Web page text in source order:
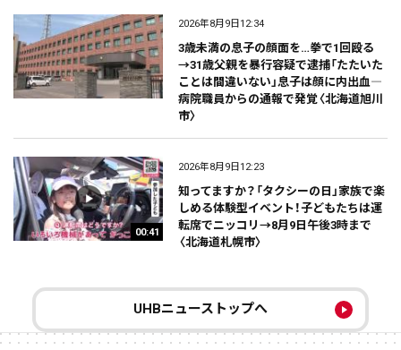
2026年8月9日12:34
3歳未満の息子の顔面を…拳で1回殴る
→31歳父親を暴行容疑で逮捕「たたいた
ことは間違いない」息子は顔に内出血―
病院職員からの通報で発覚〈北海道旭川
市〉
00:41
2026年8月9日12:23
知ってますか？「タクシーの日」家族で楽
しめる体験型イベント！子どもたちは運
転席でニッコリ→8月9日午後3時まで
〈北海道札幌市〉
UHBニューストップへ